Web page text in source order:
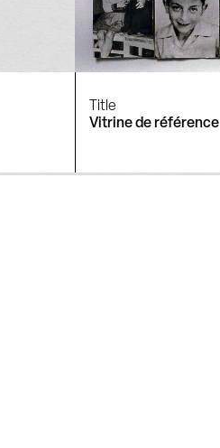
Title
Vitrine de référence